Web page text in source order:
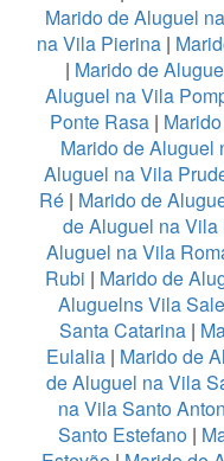
Marido de Aluguel
na Vila Pierina |
| Marido de
Aluguel na Vila
Ponte Rasa|
Marido de Aluguel
Aluguel na Vila
Ré| Marido de
de Aluguel na
Aluguel na Vila
Rubi | Marido de
Aluguelns Vila
Santa Catarina|
Eulalia| Marido de
de Aluguel na Vila
na Vila Santo
Santo Estefano|